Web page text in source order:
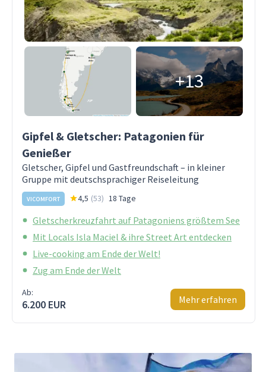
+13
Gipfel & Gletscher: Patagonien für
Genießer
Gletscher, Gipfel und Gastfreundschaft – in kleiner
Gruppe mit deutschsprachiger Reiseleitung
VICOMFORT 4,5 (53) 18 Tage
Gletscherkreuzfahrt auf Patagoniens größtem See
Mit Locals Isla Maciel & ihre Street Art entdecken
Live-cooking am Ende der Welt!
Zug am Ende der Welt
Ab:
6.200 EUR Mehr erfahren